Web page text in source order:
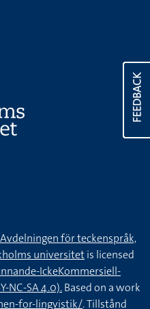
FEEDBACK
Avdelningen för teckenspråk,
universitetis licensed
IckeKommersiell-
NC-SA 4.0).Based on a work
for-lingvistik/. Tillstånd